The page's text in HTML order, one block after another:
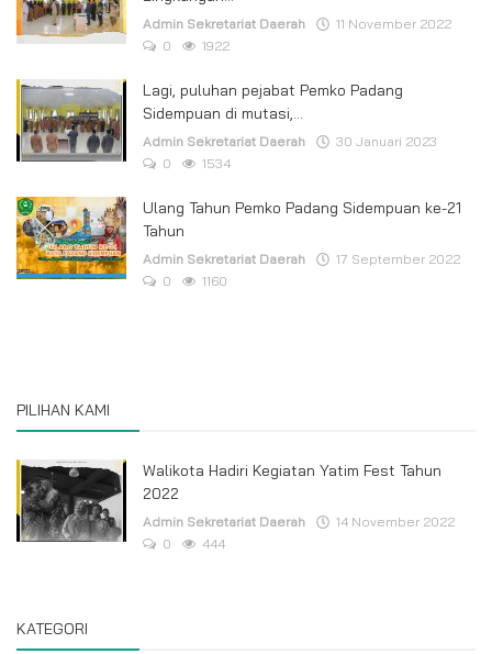
Admin Sekretariat Daerah
11 November 2022
0
1922
Lagi, puluhan pejabat Pemko Padang
Sidempuan di mutasi,...
Admin Sekretariat Daerah
30 Januari 2023
0
1534
Ulang Tahun Pemko Padang Sidempuan ke-21
Tahun
Admin Sekretariat Daerah
17 September 2022
0
1160
PILIHAN KAMI
Walikota Hadiri Kegiatan Yatim Fest Tahun
2022
Admin Sekretariat Daerah
14 November 2022
0
444
KATEGORI